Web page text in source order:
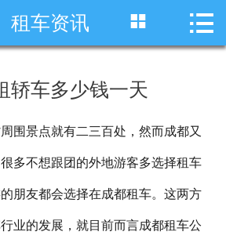
 首页
川藏线租车
服务项目
租车资讯
租车资讯  
轿车多少钱一天
围景点就有二三百处，然而成都又
多不想跟团的外地游客多选择租车
朋友都会选择在成都租车。这两方
业的发展，就目前而言成都租车公